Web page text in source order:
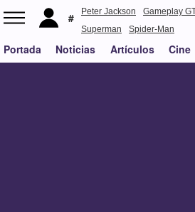
Peter Jackson
Gameplay
Superman
Spider-Man
Portada Noticias Artículos Cine